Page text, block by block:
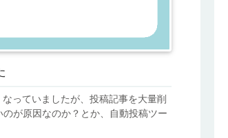
っていましたが、投稿記事を大量削
が原因なのか？とか、自動投稿ツー